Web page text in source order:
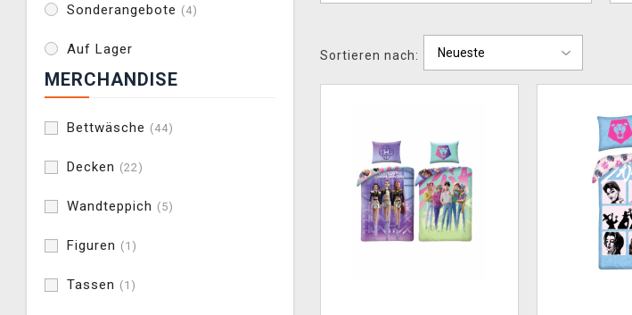
Sonderangebote (4)
Auf Lager
MERCHANDISE
Bettwäsche (44)
Decken (22)
Wandteppich (5)
Figuren (1)
Tassen (1)
Sortieren nach: